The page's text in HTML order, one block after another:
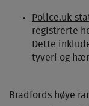
Police.uk-
registrerte
Dette
tyveri og
Bradfords høye